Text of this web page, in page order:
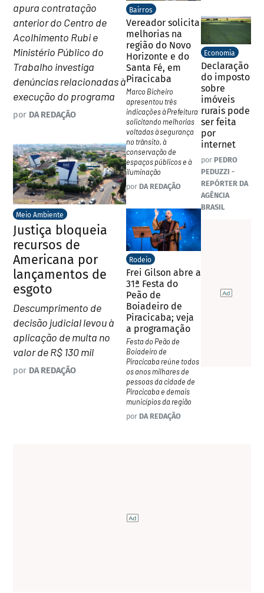
apura contratação
anterior do Centro de
Acolhimento Rubi e
Ministério Público do
Trabalho investiga
denúncias relacionadas à
execução do programa
por DA REDAÇÃO
Meio Ambiente
Justiça bloqueia
recursos de
Americana por
lançamentos de
esgoto
Descumprimento de
decisão judicial levou à
aplicação de multa no
valor de R$ 130 mil
por DA REDAÇÃO
Bairros
Vereador solicita
melhorias na
região do Novo
Horizonte e do
Santa Fé, em
Piracicaba
Marco Bicheiro
apresentou três
indicações à Prefeitura
solicitando melhorias
voltadas à segurança
no trânsito, à
conservação de
espaços públicos e à
iluminação
por DA REDAÇÃO
Rodeio
Frei Gilson abre a
31ª Festa do
Peão de
Boiadeiro de
Piracicaba; veja
a programação
Festa do Peão de
Boiadeiro de
Piracicaba reúne todos
os anos milhares de
pessoas da cidade de
Piracicaba e demais
municípios da região
por DA REDAÇÃO
Economia
Declaração
do imposto
sobre
imóveis
rurais pode
ser feita
por
internet
por PEDRO
PEDUZZI -
REPÓRTER DA
AGÊNCIA
BRASIL